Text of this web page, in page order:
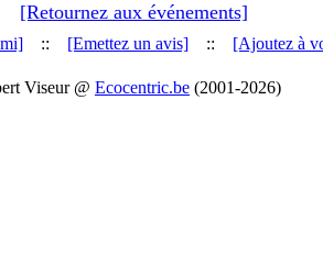
[Retournez aux événements]
:: [Emettez un avis] :: [Ajoutez à
Viseur @ Ecocentric.be (2001-2026)